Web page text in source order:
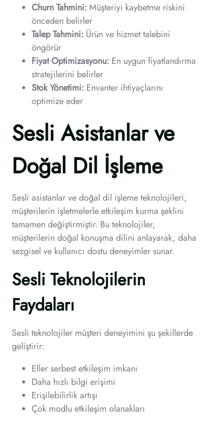
Churn Tahmini:Müşteriyi kaybetme riskini
önceden belirler
Talep Tahmini: Ürün ve hizmet talebini
öngörür
Fiyat Optimizasyonu: En uygun fiyatlandırma
stratejilerini belirler
Stok Yönetimi: Envanter ihtiyaçlarını
optimize eder
Sesli Asistanlar ve
Doğal Dil İşleme
Sesli asistanlar ve doğal dil işleme teknolojileri,
müşterilerin işletmelerle etkileşim kurma şeklini
tamamen değiştirmiştir. Bu teknolojiler,
müşterilerin doğal konuşma dilini anlayarak, daha
sezgisel ve kullanıcı dostu deneyimler sunar.
Sesli Teknolojilerin
Faydaları
Sesli teknolojiler müşteri deneyimini şu şekillerde
geliştirir:
Eller serbest etkileşim imkanı
Daha hızlı bilgi erişimi
Erişilebilirlik artışı
Çok modlu etkileşim olanakları